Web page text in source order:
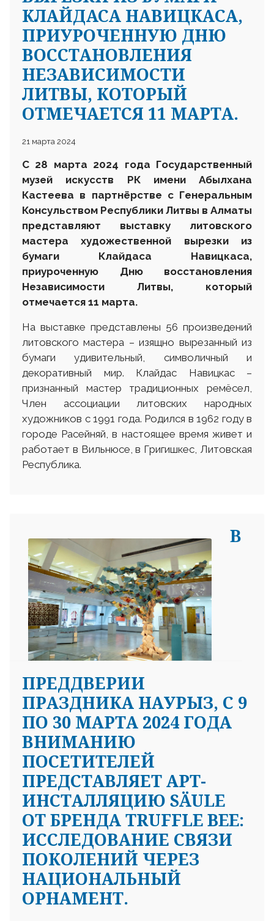
КЛАЙДACА НАВИЦКАСА,
ПРИУРОЧЕННУЮ ДНЮ
ВОССТАНОВЛЕНИЯ
НЕЗАВИСИМОСТИ
ЛИТВЫ, КОТОРЫЙ
ОТМЕЧАЕТСЯ 11 МАРТА.
21 марта 2024
С 28 марта 2024 года Государственный
музей искусств РКимени Абылхана
Кастеева в партнёрстве с Генеральным
Консульством Республики Литвы в Алматы
представляют выставку литовского
мастера художественной вырезки из
бумаги Клайдacа Навицкаса,
приуроченную Дню восстановления
Независимости Литвы, который
отмечается 11 марта.
На выставке представлены 56 произведений
литовского мастера – изящно вырезанный из
бумаги удивительный, символичный и
декоративный мир. Клайдac Навицкас –
признанный мастер традиционных ремёсел,
Член ассоциации литовских народных
художников с 1991 года. Родился в 1962 году в
городе Расейняй, в настоящее время живет и
работает в Вильнюсе, в Григишкес, Литовская
Республика.
В
ПРЕДДВЕРИИ
ПРАЗДНИКА НАУРЫЗ, С 9
ПО 30 МАРТА 2024 ГОДА
ВНИМАНИЮ
ПОСЕТИТЕЛЕЙ
ПРЕДСТАВЛЯЕТ АРТ-
ИНСТАЛЛЯЦИЮ SÄULE
ОТ БРЕНДА TRUFFLE BEE:
ИССЛЕДОВАНИЕ СВЯЗИ
ПОКОЛЕНИЙ ЧЕРЕЗ
НАЦИОНАЛЬНЫЙ
ОРНАМЕНТ.